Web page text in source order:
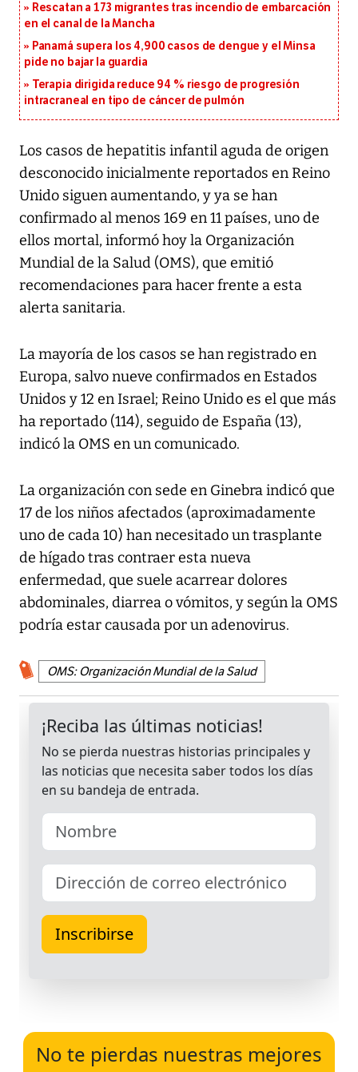
Rescatan a 173 migrantes tras incendio de embarcación
en el canal de la Mancha
Panamá supera los 4,900 casos de dengue y el Minsa
pide no bajar la guardia
Terapia dirigida reduce 94 % riesgo de progresión
intracraneal en tipo de cáncer de pulmón
Los casos de hepatitis infantil aguda de origen
desconocido inicialmente reportados en Reino
Unido siguen aumentando, y ya se han
confirmado al menos 169 en 11 países, uno de
ellos mortal, informó hoy la Organización
Mundial de la Salud (OMS), que emitió
recomendaciones para hacer frente a esta
alerta sanitaria.
La mayoría de los casos se han registrado en
Europa, salvo nueve confirmados en Estados
Unidos y 12 en Israel; Reino Unido es el que más
ha reportado (114), seguido de España (13),
indicó la OMS en un comunicado.
La organización con sede en Ginebra indicó que
17 de los niños afectados (aproximadamente
uno de cada 10) han necesitado un trasplante
de hígado tras contraer esta nueva
enfermedad, que suele acarrear dolores
abdominales, diarrea o vómitos, y según la OMS
podría estar causada por un adenovirus.
OMS: Organización Mundial de la Salud
No te pierdas nuestras mejores